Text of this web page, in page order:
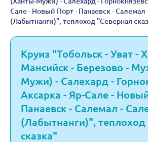
Сале - Новый Порт - Панаевск - Салемал
(Лабытнанги)", теплоход "Северная
Круиз "Тобольск - Уват -
Мансийск - Березово -
Мужи) - Салехард -
Аксарка - Яр-Сале -
Панаевск - Салемал -
(Лабытнанги)", теплоход
сказка"